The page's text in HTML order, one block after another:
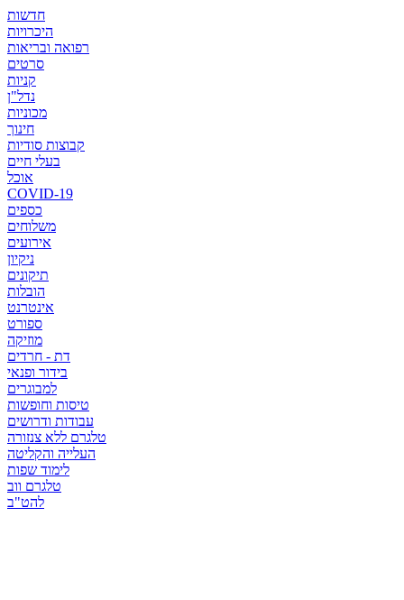
חדשות
היכרויות
רפואה ובריאות
סרטים
קניות
נדל"ן
מכוניות
חינוך
קבוצות סודיות
בעלי חיים
אוכל
COVID-19
כספים
משלוחים
אירועים
ניקיון
תיקונים
הובלות
אינטרנט
ספורט
מוזיקה
דת - חרדים
בידור ופנאי
למבוגרים
טיסות וחופשות
עבודות ודרושים
טלגרם ללא צנזורה
העלייה והקליטה
לימוד שפות
טלגרם ווב
להט"ב